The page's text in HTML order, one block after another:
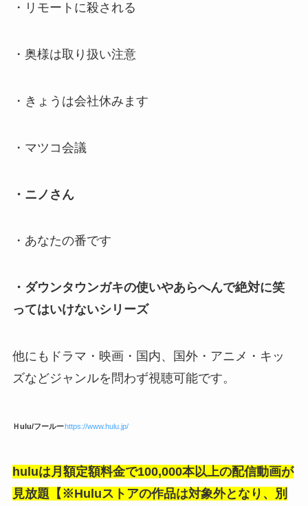
・リモートに殺される
・奥様は取り扱い注意
・きょうは会社休みます
・マツコ会議
・ニノさん
・あなたの番です
・ダウンタウンガキの使いやあらへんで絶対に笑
ってはいけないシリーズ
他にもドラマ・映画・国内、国外・アニメ・キッ
ズなどジャンルを問わず視聴可能です。
Ｈulu/フールーhttps://www.hulu.jp/
huluは月額定額料金で100,000本以上の配信動画が
見放題【※Huluストアの作品は対象外となり、別